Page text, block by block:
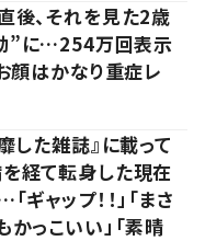
後、それを見た2歳
”に…254万回表示
お顔はかなり重症レ
た雑誌』に載って
経て転身した現在
ャップ！！」「まさ
かっこいい」「素晴